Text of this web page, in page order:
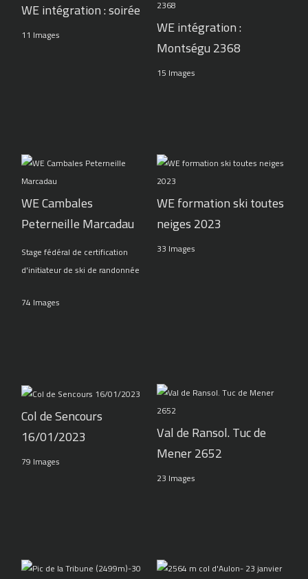
WE intégration : soirée
11 Images
WE intégration :
Montségu 2368
15 Images
WE Cambales
Peterneille Marcadau
Stage fédéral de certification
d'initiateur de ski de randonnée
74 Images
WE formation ski toutes
neiges 2023
33 Images
Col de Sencours
16/01/2023
79 Images
Val de Ransol. Tuc de
Mener 2652
23 Images